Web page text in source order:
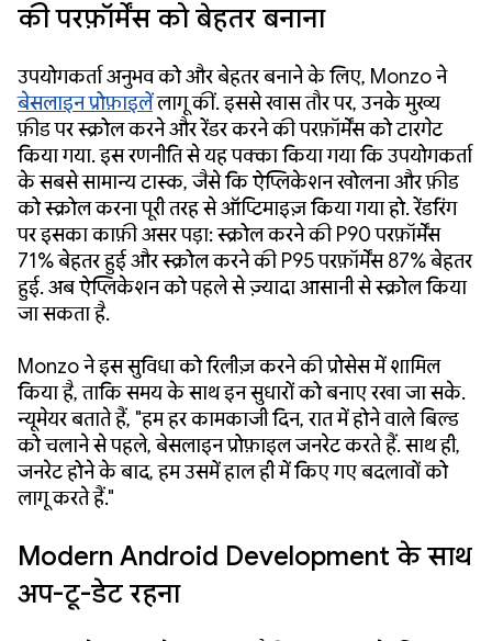
की परफ़ॉर्मेंस को बेहतर बनाना
उपयोगकर्ता अनुभव को और बेहतर बनाने के लिए, Monzo ने
बेसलाइन प्रोफ़ाइलेंलागू कीं. इससे खास तौर पर, उनके मुख्य
फ़ीड पर स्क्रोल करने और रेंडर करने की परफ़ॉर्मेंस को टारगेट
किया गया. इस रणनीति से यह पक्का किया गया कि उपयोगकर्ता
के सबसे सामान्य टास्क, जैसे कि ऐप्लिकेशन खोलना और फ़ीड
को स्क्रोल करना पूरी तरह से ऑप्टिमाइज़ किया गया हो. रेंडरिंग
पर इसका काफ़ी असर पड़ा: स्क्रोल करने की P90 परफ़ॉर्मेंस
71% बेहतर हुई और स्क्रोल करने की P95 परफ़ॉर्मेंस 87% बेहतर
हुई. अब ऐप्लिकेशन को पहले से ज़्यादा आसानी से स्क्रोल किया
जा सकता है.
Monzo ने इस सुविधा को रिलीज़ करने की प्रोसेस में शामिल
किया है, ताकि समय के साथ इन सुधारों को बनाए रखा जा सके.
न्यूमेयर बताते हैं, "हम हर कामकाजी दिन, रात में होने वाले बिल्ड
को चलाने से पहले, बेसलाइन प्रोफ़ाइल जनरेट करते हैं. साथ ही,
जनरेट होने के बाद, हम उसमें हाल ही में किए गए बदलावों को
लागू करते हैं."
Modern Android Development के साथ
अप-टू-डेट रहना